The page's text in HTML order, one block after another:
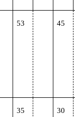
53 45
35 30